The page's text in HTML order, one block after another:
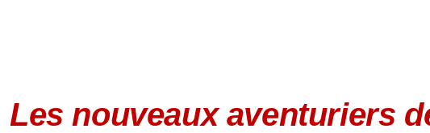
Les nouveaux aventuriers